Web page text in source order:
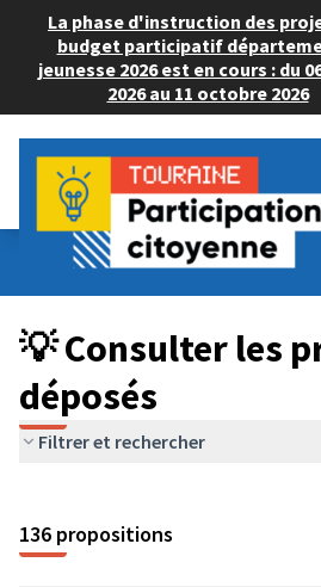
La phase d'instruction des
budget participatif
jeunesse 2026 est en cours : du
2026 au 11 octobre 2026
Budget Participatif JEUNESSE 2024
💡 Consulter les projets déposés
💡 Consulter les
déposés
Filtrer et rechercher
136 propositions